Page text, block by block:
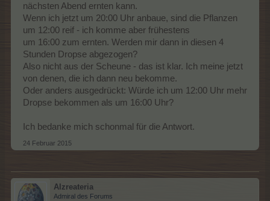
nächsten Abend ernten kann.
Wenn ich jetzt um 20:00 Uhr anbaue, sind die Pflanzen
um 12:00 reif - ich komme aber frühestens
um 16:00 zum ernten. Werden mir dann in diesen 4
Stunden Dropse abgezogen?
Also nicht aus der Scheune - das ist klar. Ich meine jetzt
von denen, die ich dann neu bekomme.
Oder anders ausgedrückt: Würde ich um 12:00 Uhr mehr
Dropse bekommen als um 16:00 Uhr?
Ich bedanke mich schonmal für die Antwort.
24 Februar 2015
Alzreateria
Admiral des Forums